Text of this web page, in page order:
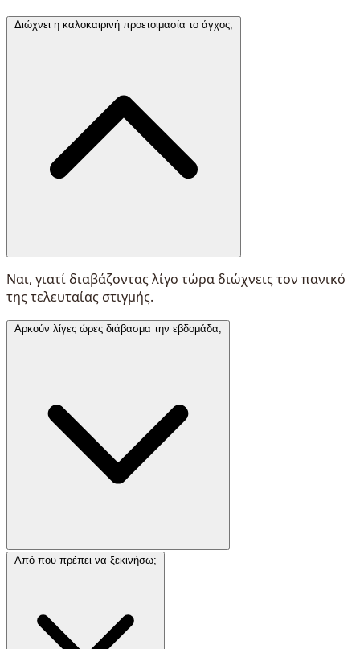
Διώχνει η καλοκαιρινή προετοιμασία το άγχος;
Ναι, γιατί διαβάζοντας λίγο τώρα διώχνεις τον πανικό
της τελευταίας στιγμής.
Αρκούν λίγες ώρες διάβασμα την εβδομάδα;
Από που πρέπει να ξεκινήσω;